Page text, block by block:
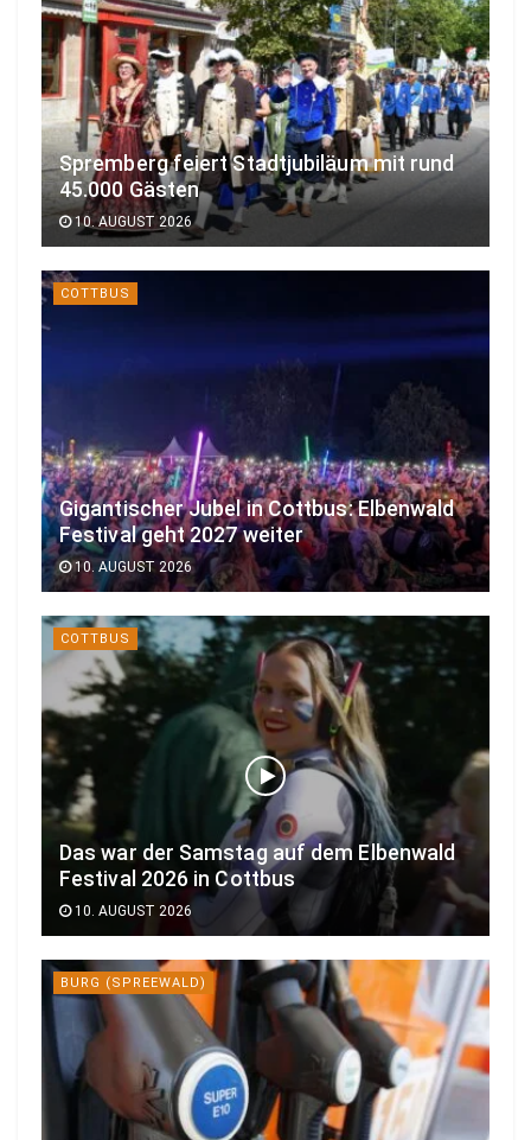
Spremberg feiert Stadtjubiläum mit rund
45.000 Gästen
10. AUGUST 2026
COTTBUS
Gigantischer Jubel in Cottbus: Elbenwald
Festival geht 2027 weiter
10. AUGUST 2026
COTTBUS
Das war der Samstag auf dem Elbenwald
Festival 2026 in Cottbus
10. AUGUST 2026
BURG (SPREEWALD)